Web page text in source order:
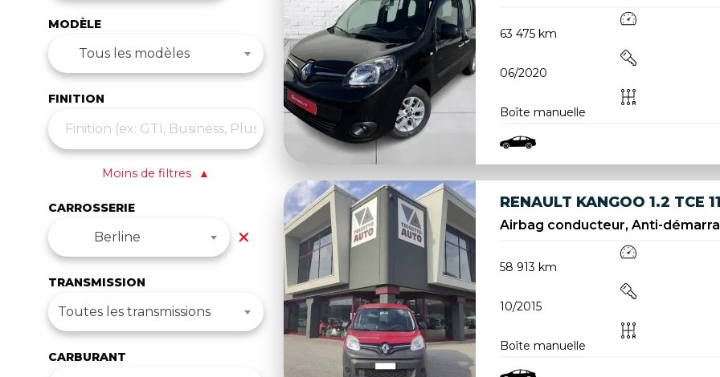
MODÈLE
Tous les modèles
FINITION
Moins de filtres ▲
CARROSSERIE
Berline ✕
TRANSMISSION
Toutes les transmissions
CARBURANT
63 475 km
06/2020
Boîte manuelle
RENAULT KANGOO 1.2 TCE
Airbag conducteur, Anti-
58 913 km
10/2015
Boîte manuelle